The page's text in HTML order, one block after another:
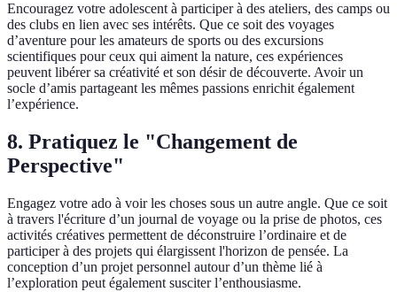
Encouragez votre adolescent à participer à des ateliers, des camps ou
des clubs en lien avec ses intérêts. Que ce soit des voyages
d’aventure pour les amateurs de sports ou des excursions
scientifiques pour ceux qui aiment la nature, ces expériences
peuvent libérer sa créativité et son désir de découverte. Avoir un
socle d’amis partageant les mêmes passions enrichit également
l’expérience.
8. Pratiquez le "Changement de
Perspective"
Engagez votre ado à voir les choses sous un autre angle. Que ce soit
à travers l'écriture d’un journal de voyage ou la prise de photos, ces
activités créatives permettent de déconstruire l’ordinaire et de
participer à des projets qui élargissent l'horizon de pensée. La
conception d’un projet personnel autour d’un thème lié à
l’exploration peut également susciter l’enthousiasme.